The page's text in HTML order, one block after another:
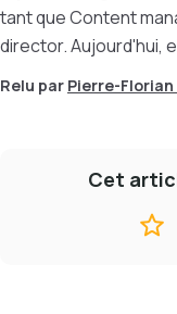
tant que Content
director. Aujourd'hui,
Relu par Pierre-Florian
Cet